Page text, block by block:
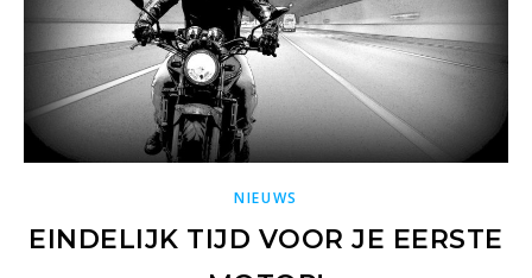
NIEUWS
EINDELIJK TIJD VOOR JE EERSTE